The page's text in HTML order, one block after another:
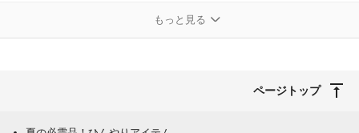
もっと見る
ページトップ